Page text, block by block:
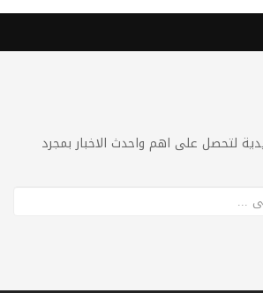
لتحصل على اهم واحدث الاخبار بمجرد